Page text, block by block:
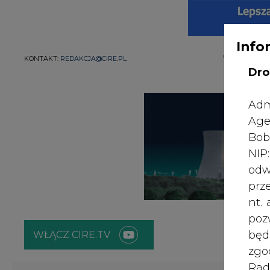
KONTAKT: REDAKCJA@CIRE.PL WYDAWCA
WŁĄCZ CIRE.TV
nt.